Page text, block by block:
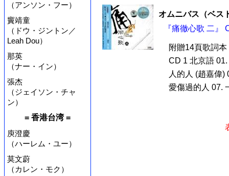
（アンソン・フー）
竇靖童
（ドウ・ジントン／
Leah Dou）
那英
（ナー・イン）
張杰
（ジェイソン・チャ
ン）
= 香港台湾 =
庾澄慶
（ハーレム・ユー）
莫文蔚
（カレン・モク）
オムニバス（ベス
『痛徹心歌 二』
附贈14頁歌詞本
CD 1 北京語
人的人 (趙嘉偉)
愛傷過的人 07.